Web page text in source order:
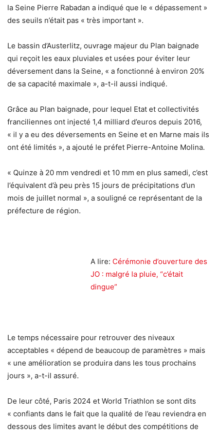
la Seine Pierre Rabadan a indiqué que le « dépassement »
des seuils n’était pas « très important ».
Le bassin d’Austerlitz, ouvrage majeur du Plan baignade
qui reçoit les eaux pluviales et usées pour éviter leur
déversement dans la Seine, « a fonctionné à environ 20%
de sa capacité maximale », a-t-il aussi indiqué.
Grâce au Plan baignade, pour lequel Etat et collectivités
franciliennes ont injecté 1,4 milliard d’euros depuis 2016,
« il y a eu des déversements en Seine et en Marne mais ils
ont été limités », a ajouté le préfet Pierre-Antoine Molina.
« Quinze à 20 mm vendredi et 10 mm en plus samedi, c’est
l’équivalent d’à peu près 15 jours de précipitations d’un
mois de juillet normal », a souligné ce représentant de la
préfecture de région.
A lire: Cérémonie d’ouverture des
JO : malgré la pluie, “c’était
dingue”
Le temps nécessaire pour retrouver des niveaux
acceptables « dépend de beaucoup de paramètres » mais
« une amélioration se produira dans les tous prochains
jours », a-t-il assuré.
De leur côté, Paris 2024 et World Triathlon se sont dits
« confiants dans le fait que la qualité de l’eau reviendra en
dessous des limites avant le début des compétitions de